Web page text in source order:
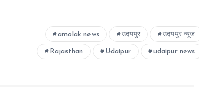
amolak news उदयपुर उदयपुर न्यूज
Rajasthan Udaipur udaipur news